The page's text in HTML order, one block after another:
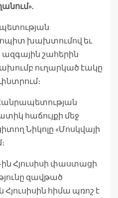
խախտումով եւ
ազգային շահերին
ուղարկած էակը
հաճույքի մեջ
Նիկոլը «Մոսկվայի
Հյուսիսի փաստացի
զավթած
հիմա պռոշ է